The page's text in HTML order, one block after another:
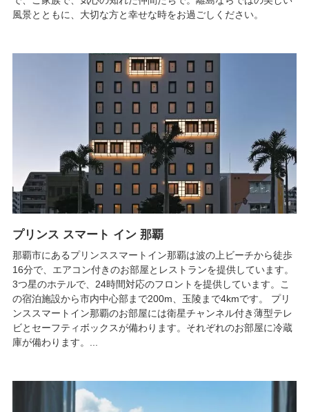
風景とともに、大切な方と幸せな時をお過ごしください。
プリンス スマート イン 那覇
那覇市にあるプリンススマートイン那覇は波の上ビーチから徒歩
16分で、エアコン付きのお部屋とレストランを提供しています。
3つ星のホテルで、24時間対応のフロントを提供しています。こ
の宿泊施設から市内中心部まで200m、玉陵まで4kmです。 プリ
ンススマートイン那覇のお部屋には衛星チャンネル付き薄型テレ
ビとセーフティボックスが備わります。それぞれのお部屋に冷蔵
庫が備わります。...